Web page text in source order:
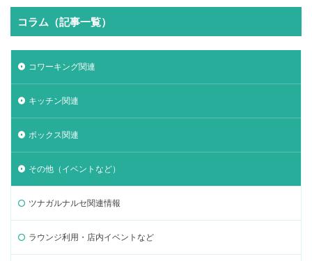
コラム（記事一覧）
コワーキング関連
キッチン関連
ボックス関連
その他（イベントなど）
ツナガルナルセ関連情報
ラウンジ利用・店内イベントなど